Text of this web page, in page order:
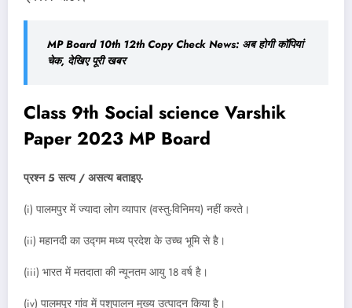
MP Board 10th 12th Copy Check News: अब होगी कॉपियां
चेक, देखिए पूरी खबर
Class 9th Social science Varshik
Paper 2023 MP Board
प्रश्न 5 सत्य / असत्य बताइए-
(i) पालमपुर में ज्यादा लोग व्यापार (वस्तु-विनिमय) नहीं करते।
(ii) महानदी का उद्गम मध्य प्रदेश के उच्च भूमि से है।
(iii) भारत में मतदाता की न्यूनतम आयु 18 वर्ष है।
(iv) पालमपुर गांव में पशुपालन मुख्य उत्पादन किया है।